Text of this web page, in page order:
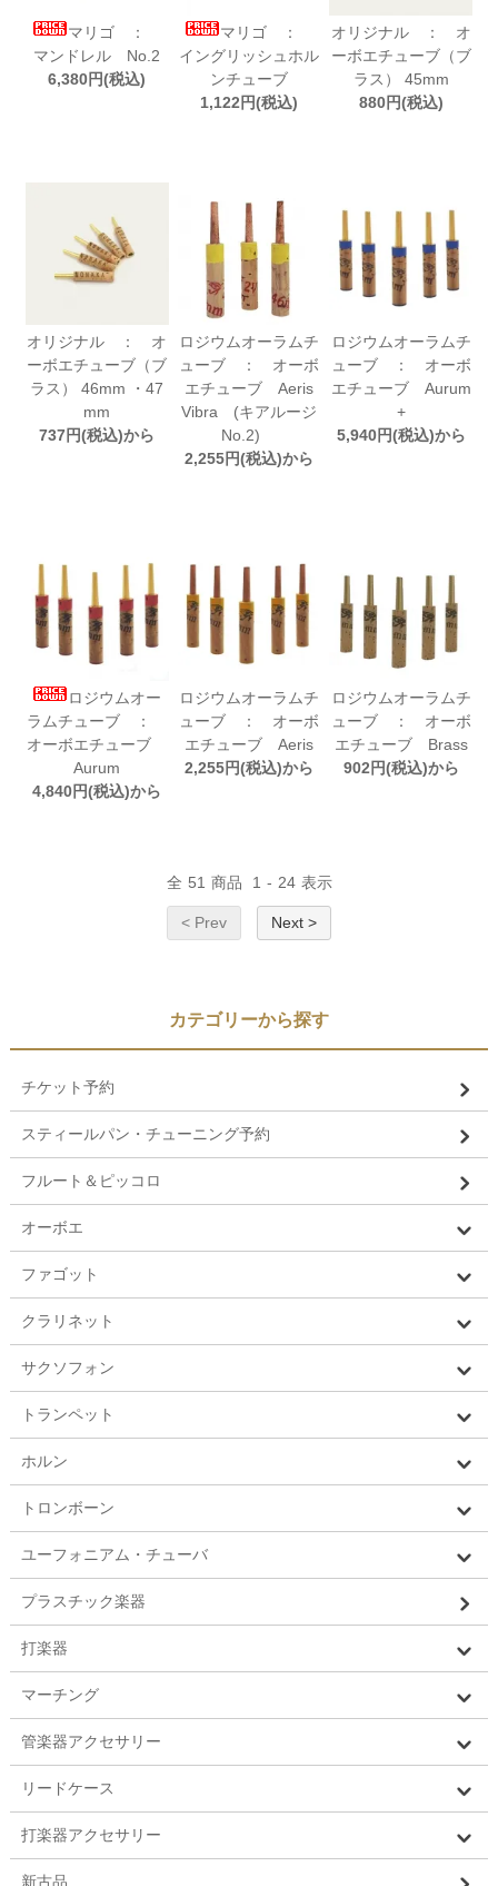
マリゴ ：
マンドレル No.2
6,380円(税込)
マリゴ ：
イングリッシュホル
ンチューブ
1,122円(税込)
オリジナル ： オ
ーボエチューブ（ブ
ラス） 45mm
880円(税込)
オリジナル ： オ
ーボエチューブ（ブ
ラス） 46mm ・47
mm
737円(税込)から
ロジウムオーラムチ
ューブ ： オーボ
エチューブ Aeris
Vibra (キアルージ
No.2)
2,255円(税込)から
ロジウムオーラムチ
ューブ ： オーボ
エチューブ Aurum
+
5,940円(税込)から
ロジウムオー
ラムチューブ ：
オーボエチューブ
Aurum
4,840円(税込)から
ロジウムオーラムチ
ューブ ： オーボ
エチューブ Aeris
2,255円(税込)から
ロジウムオーラムチ
ューブ ： オーボ
エチューブ Brass
902円(税込)から
全 51 商品 1 - 24 表示
< Prev Next >
カテゴリーから探す
チケット予約
スティールパン・チューニング予約
フルート＆ピッコロ
オーボエ
ファゴット
クラリネット
サクソフォン
トランペット
ホルン
トロンボーン
ユーフォニアム・チューバ
プラスチック楽器
打楽器
マーチング
管楽器アクセサリー
リードケース
打楽器アクセサリー
新古品